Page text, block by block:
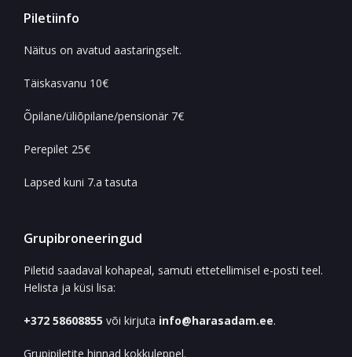
Piletiinfo
Näitus on avatud aastaringselt.
Täiskasvanu 10€
Õpilane/üliõpilane/pensionär 7€
Perepilet 25€
Lapsed kuni 7.a tasuta
Grupibroneeringud
Piletid saadaval kohapeal, samuti ettetellimisel e-posti teel.
Helista ja küsi lisa:
+372 58608855 või kirjuta info@harasadam.ee.
Grupipiletite hinnad kokkuleppel.